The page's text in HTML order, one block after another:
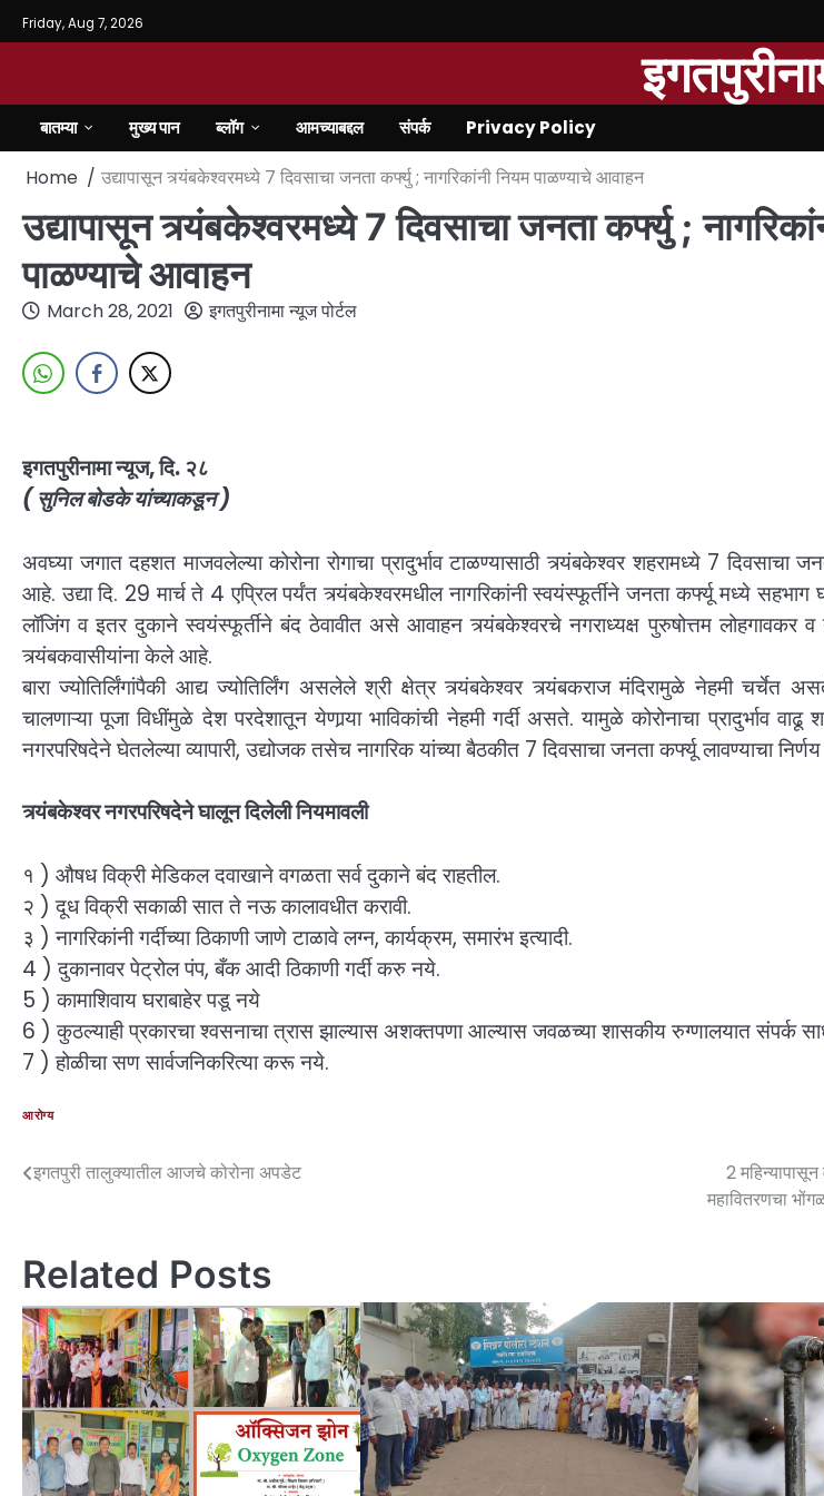
Friday, Aug 7, 2026
बातम्या मुख्य पान ब्लॉग आमच्याबद्दल संपर्क Privacy Policy
Home उद्यापासून त्र्यंबकेश्वरमध्ये 7 दिवसाचा जनता कर्फ्यु ; नागरिकांनी नियम पाळण्याचे आवाहन
उद्यापासून त्र्यंबकेश्वरमध्ये 7 दिवसाचा जनता कर्फ्यु ;
पाळण्याचे आवाहन
March 28, 2021 इगतपुरीनामा न्यूज पोर्टल
इगतपुरीनामा न्यूज, दि. २८
( सुनिल बोडके यांच्याकडून )
अवघ्या जगात दहशत माजवलेल्या कोरोना रोगाचा प्रादुर्भाव टाळण्यासाठी त्र्यंबकेश्वर शहरामध्ये 7 दिवसाचा
आहे. उद्या दि. 29 मार्च ते 4 एप्रिल पर्यंत त्र्यंबकेश्वरमधील नागरिकांनी स्वयंस्फूर्तीने जनता कर्फ्यू मध्ये सहभाग
लॉजिंग व इतर दुकाने स्वयंस्फूर्तीने बंद ठेवावीत असे आवाहन त्र्यंबकेश्वरचे नगराध्यक्ष पुरुषोत्तम लोहगावकर व
त्र्यंबकवासीयांना केले आहे.
बारा ज्योतिर्लिंगांपैकी आद्य ज्योतिर्लिंग असलेले श्री क्षेत्र त्र्यंबकेश्वर त्र्यंबकराज मंदिरामुळे नेहमी चर्चेत
चालणाऱ्या पूजा विधींमुळे देश परदेशातून येणार्‍या भाविकांची नेहमी गर्दी असते. यामुळे कोरोनाचा प्रादुर्भाव
नगरपरिषदेने घेतलेल्या व्यापारी, उद्योजक तसेच नागरिक यांच्या बैठकीत 7 दिवसाचा जनता कर्फ्यू लावण्याचा
त्र्यंबकेश्वर नगरपरिषदेने घालून दिलेली नियमावली
१ ) औषध विक्री मेडिकल दवाखाने वगळता सर्व दुकाने बंद राहतील.
२ ) दूध विक्री सकाळी सात ते नऊ कालावधीत करावी.
३ ) नागरिकांनी गर्दीच्या ठिकाणी जाणे टाळावे लग्न, कार्यक्रम, समारंभ इत्यादी.
4 ) दुकानावर पेट्रोल पंप, बँक आदी ठिकाणी गर्दी करु नये.
5 ) कामाशिवाय घराबाहेर पडू नये
6 ) कुठल्याही प्रकारचा श्वसनाचा त्रास झाल्यास अशक्तपणा आल्यास जवळच्या शासकीय रुग्णालयात संपर्क
7 ) होळीचा सण सार्वजनिकरित्या करू नये.
आरोग्य
इगतपुरी तालुक्यातील आजचे कोरोना अपडेट
2
महावितरणचा
Related Posts